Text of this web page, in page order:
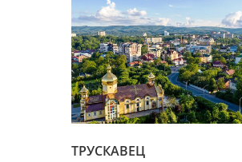
ТРУСКАВЕЦ